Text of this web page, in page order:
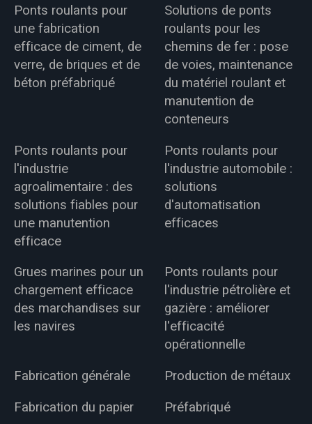
Ponts roulants pour
une fabrication
efficace de ciment, de
verre, de briques et de
béton préfabriqué
Solutions de ponts
roulants pour les
chemins de fer : pose
de voies, maintenance
du matériel roulant et
manutention de
conteneurs
Ponts roulants pour
l'industrie
agroalimentaire : des
solutions fiables pour
une manutention
efficace
Ponts roulants pour
l'industrie automobile :
solutions
d'automatisation
efficaces
Grues marines pour un
chargement efficace
des marchandises sur
les navires
Ponts roulants pour
l'industrie pétrolière et
gazière : améliorer
l'efficacité
opérationnelle
Fabrication générale
Production de métaux
Fabrication du papier
Préfabriqué